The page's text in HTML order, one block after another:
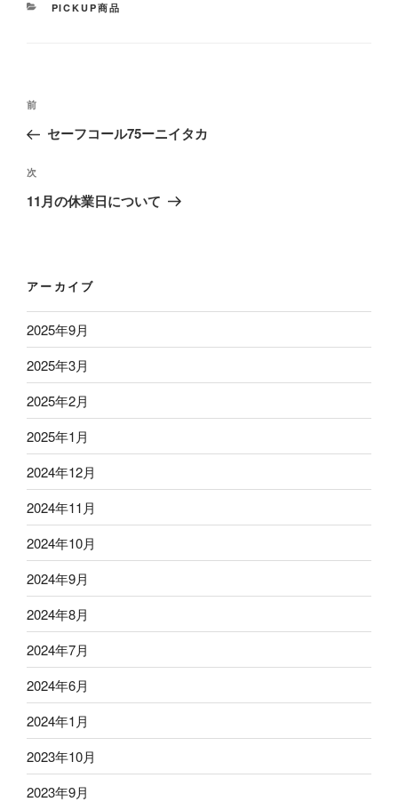
カ
PICKUP商品
投
ナ
ビ
ゲ
ン
前
の
稿
前
セーフコール75ーニイタカ
次
の
次
11月の休業日について
アーカイブ
2025年9月
2025年3月
2025年2月
2025年1月
2024年12月
2024年11月
2024年10月
2024年9月
2024年8月
2024年7月
2024年6月
2024年1月
2023年10月
2023年9月